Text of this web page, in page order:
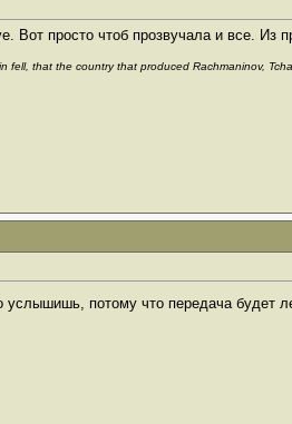
Вот просто чтоб прозвучала и все. Из
that the country that produced Rachmaninov,
потому что передача будет